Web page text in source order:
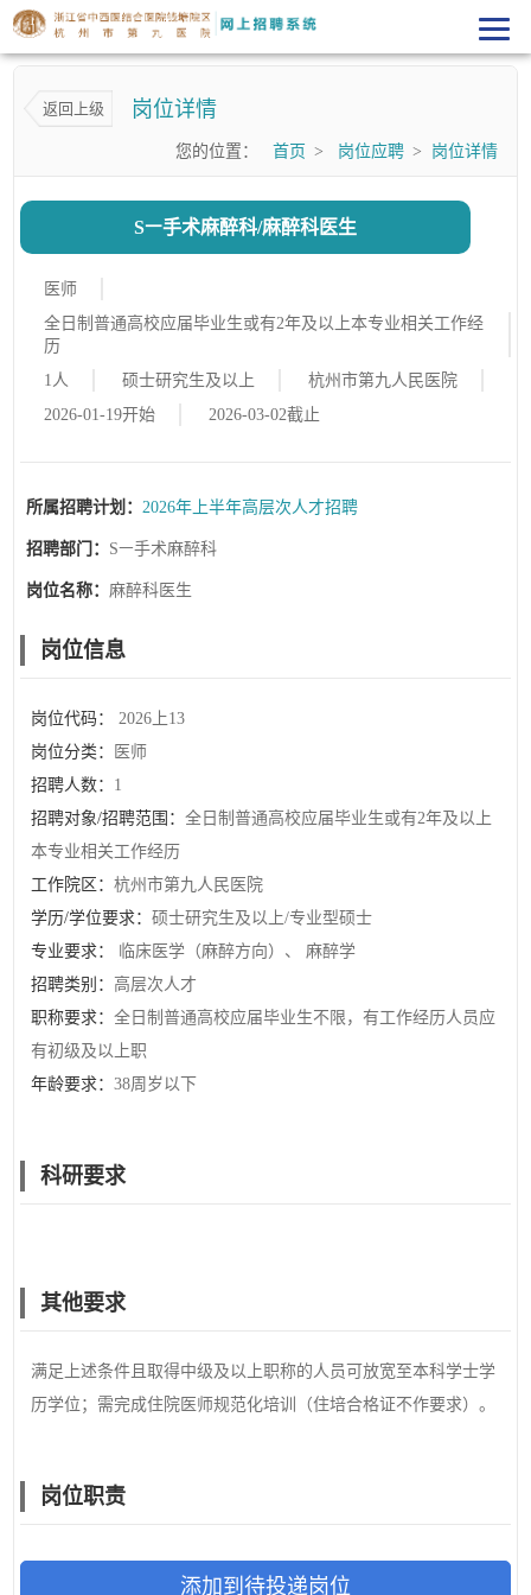
返回上级 岗位详情
您的位置： 首页 > 岗位应聘 > 岗位详情
Sㅡ手术麻醉科/麻醉科医生
医师
全日制普通高校应届毕业生或有2年及以上本专业相关工作经
历
1人
硕士研究生及以上
杭州市第九人民医院
2026-01-19开始
2026-03-02截止
所属招聘计划：2026年上半年高层次人才招聘
招聘部门： Sㅡ手术麻醉科
岗位名称： 麻醉科医生
岗位信息
岗位代码：2026上13
岗位分类：
医师
招聘人数： 1
招聘对象/招聘范围：全日制普通高校应届毕业生或有2年及以上
本专业相关工作经历
工作院区：杭州市第九人民医院
学历/学位要求：硕士研究生及以上/专业型硕士
专业要求：
临床医学（麻醉方向）、 麻醉学
招聘类别： 高层次人才
职称要求：全日制普通高校应届毕业生不限，有工作经历人员应
有初级及以上职
年龄要求：38周岁以下
科研要求
其他要求
满足上述条件且取得中级及以上职称的人员可放宽至本科学士学
历学位；需完成住院医师规范化培训（住培合格证不作要求）。
岗位职责
添加到待投递岗位